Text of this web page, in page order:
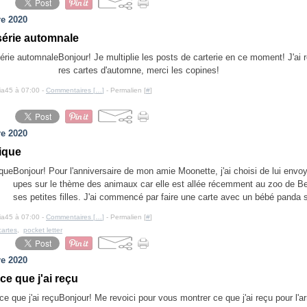
2020
automnale
Bonjour! Je multiplie les posts de carterie en ce moment! J'ai
res cartes d'automne, merci les copines!
à 07:00 - Commentaires [ ] - Permalien [#]
2020
Bonjour! Pour l'anniversaire de mon amie Moonette, j'ai choisi de lui
upes sur le thème des animaux car elle est allée récemment au zoo de
ses petites filles. J'ai commencé par faire une carte avec un bébé panda
à 07:00 - Commentaires [ ] - Permalien [#]
pocket letter
2020
que j'ai reçu
Bonjour! Me revoici pour vous montrer ce que j'ai reçu pour